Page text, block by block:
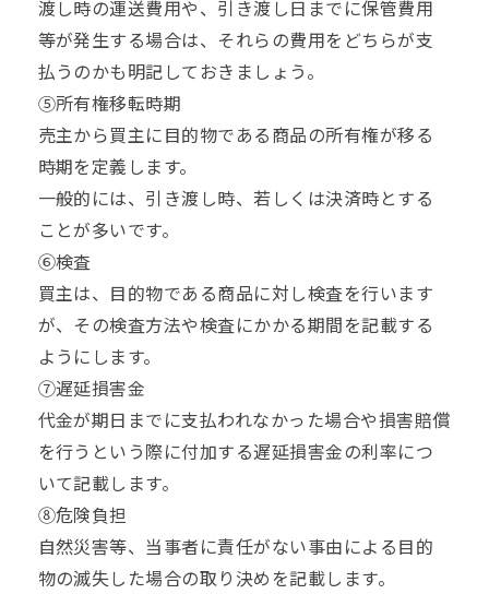
渡し時の運送費用や、引き渡し日までに保管費用
等が発生する場合は、それらの費用をどちらが支
払うのかも明記しておきましょう。
⑤所有権移転時期
売主から買主に目的物である商品の所有権が移る
時期を定義します。
一般的には、引き渡し時、若しくは決済時とする
ことが多いです。
⑥検査
買主は、目的物である商品に対し検査を行います
が、その検査方法や検査にかかる期間を記載する
ようにします。
⑦遅延損害金
代金が期日までに支払われなかった場合や損害賠償
を行うという際に付加する遅延損害金の利率につ
いて記載します。
⑧危険負担
自然災害等、当事者に責任がない事由による目的
物の滅失した場合の取り決めを記載します。